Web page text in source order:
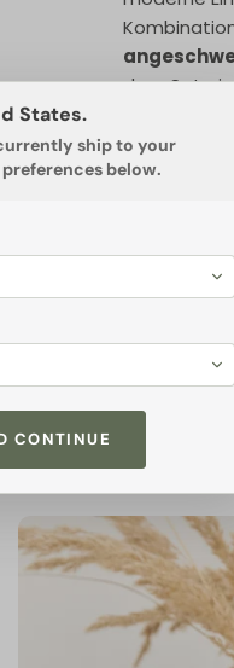
dem Set
passt sich
schafft eine
Der
Bücher,
genutzt
oder eine
States.
ship to your
below.
CONTINUE